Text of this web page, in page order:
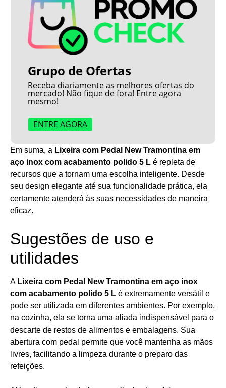
Grupo de Ofertas
Receba diariamente as melhores ofertas do
mercado! Não fique de fora! Entre agora
mesmo!
ENTRE AGORA
Em suma, a Lixeira com Pedal New Tramontina em
aço inox com acabamento polido 5 L é repleta de
recursos que a tornam uma escolha inteligente. Desde
seu design elegante até sua funcionalidade prática, ela
certamente atenderá às suas necessidades de maneira
eficaz.
Sugestões de uso e
utilidades
A Lixeira com Pedal New Tramontina em aço inox
com acabamento polido 5 L é extremamente versátil e
pode ser utilizada em diferentes ambientes. Por exemplo,
na cozinha, ela se torna uma aliada indispensável para o
descarte de restos de alimentos e embalagens. Sua
abertura com pedal permite que você mantenha as mãos
livres, facilitando a limpeza durante o preparo das
refeições.